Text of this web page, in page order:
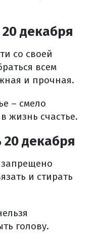
декабря
со своей
всем
и прочная.
– смело
жизнь счастье.
20 декабря
и стирать
голову.